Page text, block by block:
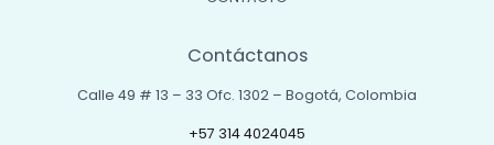
Contáctanos
Calle 49 # 13 – 33 Ofc. 1302 – Bogotá, Colombia
+57 314 4024045